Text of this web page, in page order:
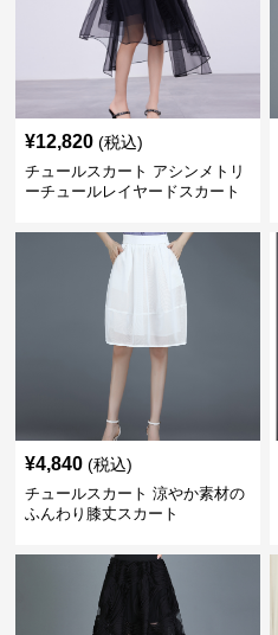
¥12,820 (税込)
チュールスカート アシンメトリ
ーチュールレイヤードスカート
¥4,840 (税込)
チュールスカート 涼やか素材の
ふんわり膝丈スカート